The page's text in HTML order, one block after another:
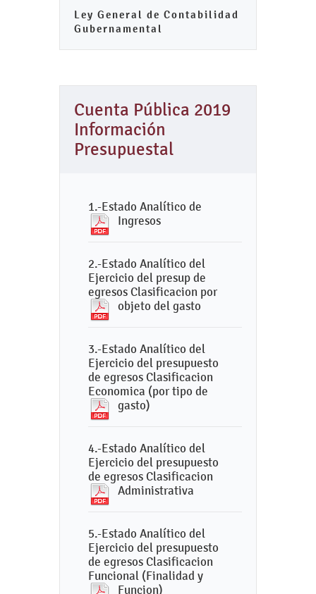
Ley General de Contabilidad
Gubernamental
Cuenta Pública 2019
Información
Presupuestal
1.-Estado Analítico de
Ingresos
2.-Estado Analítico del
Ejercicio del presup de
egresos Clasificacion por
objeto del gasto
3.-Estado Analítico del
Ejercicio del presupuesto
de egresos Clasificacion
Economica (por tipo de
gasto)
4.-Estado Analítico del
Ejercicio del presupuesto
de egresos Clasificacion
Administrativa
5.-Estado Analítico del
Ejercicio del presupuesto
de egresos Clasificacion
Funcional (Finalidad y
Funcion)